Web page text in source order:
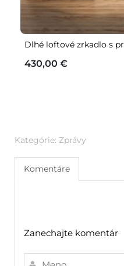
Dlhé loftové zrkadlo s
430,00 €
Kategórie: Zprávy
Komentáre
Zanechajte komentár